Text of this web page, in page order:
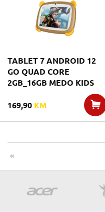
TABLET 7 ANDROID 12
GO QUAD CORE
2GB_16GB MEDO KIDS
169,90 KM
«